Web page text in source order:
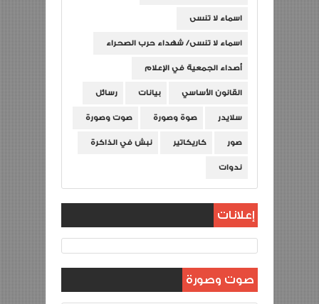
اسماء لا تنسى
اسماء لا تنسى/ شهداء حرب الصحراء
أصداء الجمعية في الإعلام
القانون الأساسي بيانات رسائل
سلايدر صوة وصورة صوت وصورة
صور كاريكاتير نبش في الذاكرة
ندوات
إعلانات
صوت وصورة